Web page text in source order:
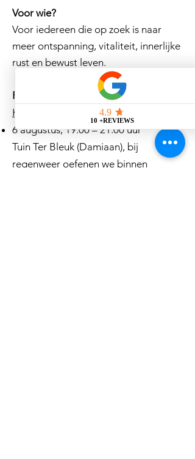
Voor wie?
Voor iedereen die op zoek is naar
meer ontspanning, vitaliteit, innerlijke
rust en bewust leven.
Praktische informatie
Kennismaking les (gratis)
6 augustus, 19.00 – 21.00 uur
Tuin Ter Bleuk (Damiaan), bij
regenweer oefenen we binnen